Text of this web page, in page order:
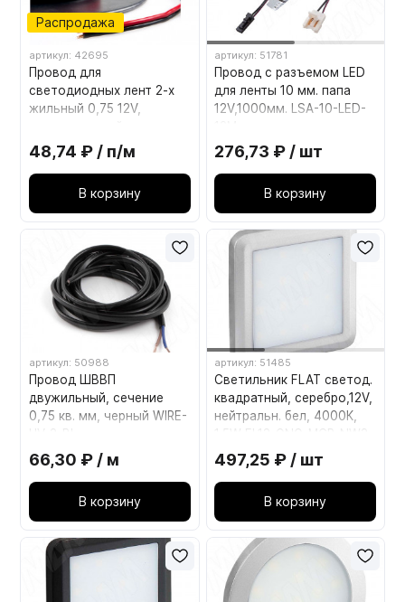
Распродажа
артикул: 42695
Провод для
светодиодных лент 2-х
жильный 0,75 12V,
48,74 ₽ / п/м
В корзину
артикул: 51781
Провод с разъемом LED
для ленты 10 мм. папа
12V,1000мм. LSA-10-LED-
276,73 ₽ / шт
В корзину
артикул: 50988
Провод ШВВП
двужильный, сечение
0,75 кв. мм, черный WIRE-
66,30 ₽ / м
В корзину
артикул: 51485
Светильник FLAT светод.
квадратный, серебро,12V,
нейтральн. бел, 4000К,
497,25 ₽ / шт
В корзину